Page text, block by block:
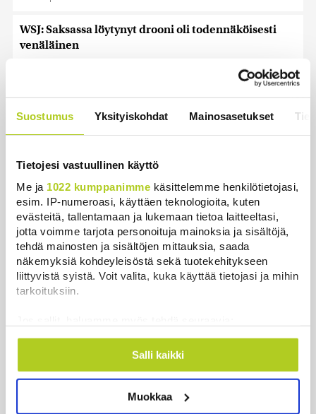
Suostumus Yksityiskohdat Mainosasetukset
Tietojesi vastuullinen käyttö
Me ja 1022 kumppanimme käsittelemme henkilötietojasi,
esim. IP-numeroasi, käyttäen teknologioita, kuten
evästeitä, tallentamaan ja lukemaan tietoa laitteeltasi,
jotta voimme tarjota personoituja mainoksia ja sisältöjä,
tehdä mainosten ja sisältöjen mittauksia, saada
näkemyksiä kohdeyleisöstä sekä tuotekehitykseen
liittyvistä syistä. Voit valita, kuka käyttää tietojasi ja mihin
tarkoituksiin.
Kerätä tietoja maantieteellisestä sijainnistasi,
mahdollisesti muutaman metrin tarkkuudella
ominaispiirteitä aktiivisesti (sormenjäljen
Salli kaikki
Muokkaa
WSJ: Saksassa löytynyt drooni oli todennäköisesti
venäläinen
Sikarutto tuo metsästysrajoituksia – vilkkain
metsästyskausi käynnistyy Suomessa
Bulgariassa on räjähtänyt drooni lähellä Romanian
Uutiset | 8.8.2026 14:40
HS: Kaikkonen puoluejohtajien ykkönen
Uutiset | 8.8.2026 13:09
Ursa on myynyt ennätysmäärän pimennyslaseja
auringonpimennyksen edellä
Uutiset | 8.8.2026 11:30